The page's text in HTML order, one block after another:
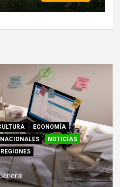
ECONOMÍA
NOTICIAS
REGIONES